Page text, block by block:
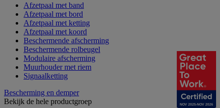
Afzetpaal met band
Afzetpaal met bord
Afzetpaal met ketting
Afzetpaal met koord
Beschermende afscherming
Beschermende rolbeugel
Modulaire afscherming
Muurhouder met riem
Signaalketting
Bescherming en demper
Bekijk de hele productgroep
NOV 2025-NOV 2026